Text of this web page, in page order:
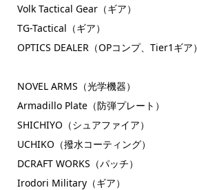
Volk Tactical Gear（ギア）
TG-Tactical（ギア）
OPTICS DEALER（OPコンプ、Tier1ギア）
NOVEL ARMS（光学機器）
Armadillo Plate（防弾プレート）
SHICHIYO（シュアファイア）
UCHIKO（撥水コーティング）
DCRAFT WORKS（パッチ）
Irodori Military（ギア）